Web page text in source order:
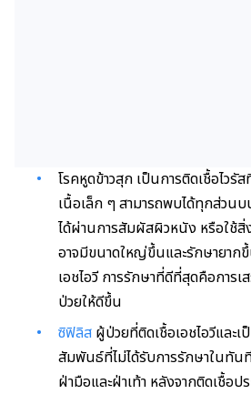
โรคหูดข้าวสุก เป็นการติดเชื้อไวรั
เนื้อเล็ก ๆ สามารถพบได้ทุกส่วน
ได้ผ่านการสัมผัสผิวหนัง หรือใช้
อาจมีขนาดใหญ่ขึ้นและรักษายาก
เอชไอวี การรักษาที่ดีที่สุดคือการ
ป่วยให้ดีขึ้น
ซิฟิลิส ผู้ป่วยที่ติดเชื้อเอชไอวีและ
สัมพันธ์ที่ไม่ได้รับการรักษาในทั
ฝ่ามือและฝ่าเท้า หลังจากติดเชื้อ